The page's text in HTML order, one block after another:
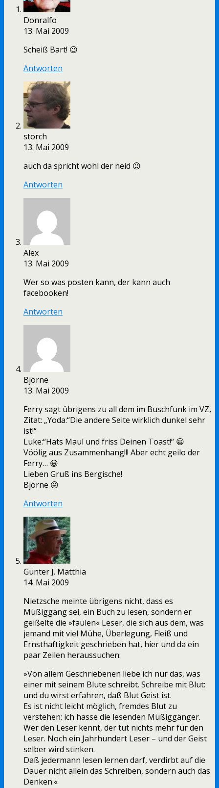
Donralfo
13. Mai 2009
Scheiß Bart! 😉
Antworten
storch
13. Mai 2009
auch da spricht wohl der neid 😉
Antworten
Alex
13. Mai 2009
Wer so was posten kann, der kann auch
facebooken!
Antworten
Björne
13. Mai 2009
Ferry sagt übrigens zu all dem im Buschfunk im VZ,
Zitat: „Yoda:“Die andere Seite wirklich dunkel sehr
ist!“
Luke:“Hats Maul und friss Deinen Toast!“ 😀
Vöölig aus Zusammenhang!!! Aber echt geilo der
Ferry… 😀
Lieben Gruß ins Bergische!
Björne 😛
Antworten
Günter J. Matthia
14. Mai 2009
Nietzsche meinte übrigens nicht, dass es
Müßiggang sei, ein Buch zu lesen, sondern er
geißelte die »faulen« Leser, die sich aus dem, was
jemand mit viel Mühe, Überlegung, Fleiß und
Ernsthaftigkeit geschrieben hat, hier und da ein
paar Zeilen heraussuchen:
»Von allem Geschriebenen liebe ich nur das, was
einer mit seinem Blute schreibt. Schreibe mit Blut:
und du wirst erfahren, daß Blut Geist ist.
Es ist nicht leicht möglich, fremdes Blut zu
verstehen: ich hasse die lesenden Müßiggänger.
Wer den Leser kennt, der tut nichts mehr für den
Leser. Noch ein Jahrhundert Leser – und der Geist
selber wird stinken.
Daß jedermann lesen lernen darf, verdirbt auf die
Dauer nicht allein das Schreiben, sondern auch das
Denken.«